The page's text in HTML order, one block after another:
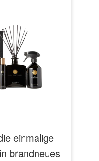
einmalige
brandneues